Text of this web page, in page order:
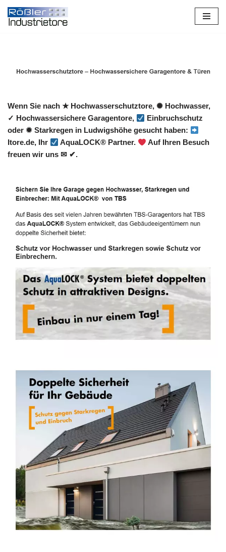
Zum
Wenn Sie nach ★ Hochwasserschutztore, ✺ Hochwasser,
✓ Hochwassersichere Garagentore,
Einbruchschutz
oder ✹ Starkregen in Ludwigshöhe gesucht haben:
Itore.de, Ihr
AquaLOCK® Partner.
Auf Ihren Besuch
freuen wir uns ✉ ✔.